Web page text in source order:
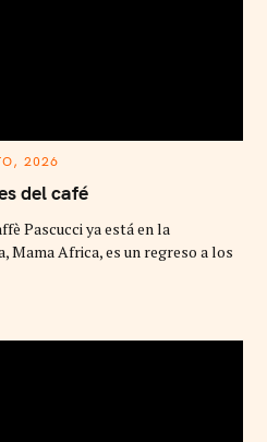
2026
del café
Pascucci ya está en la
Mama Africa, es un regreso a los